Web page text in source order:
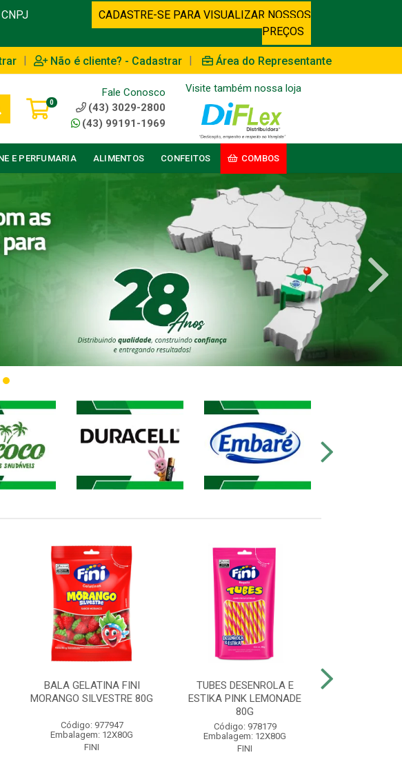
CADASTRE-SE PARA VISUALIZAR NOSSOS
PREÇOS
| Não é cliente? - Cadastrar | Área do Representante
0
Fale Conosco
(43) 3029-2800
(43) 99191-1969
Visite também nossa loja
E PERFUMARIA ALIMENTOS CONFEITOS COMBOS
BALA GELATINA FINI
MORANGO SILVESTRE 80G
Código: 977947
Embalagem: 12X80G
FINI
TUBES DESENROLA E
ESTIKA PINK LEMONADE
80G
Código: 978179
Embalagem: 12X80G
FINI